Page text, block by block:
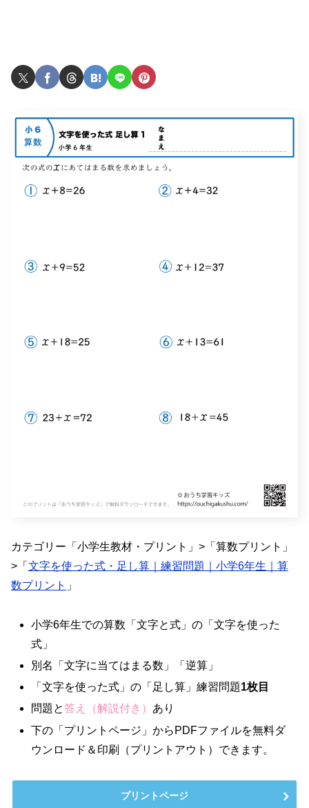
カテゴリー「小学生教材・プリント」>「算数プリント」
>「 文字を使った式・足し算｜練習問題｜小学6年生｜算
数プリント 」
小学6年生での算数「文字と式」の「文字を使った
式」
別名「文字に当てはまる数」「逆算」
「文字を使った式」の「足し算」練習問題1枚目
問題と答え（解説付き） あり
下の「プリントページ」からPDFファイルを無料ダ
ウンロード＆印刷（プリントアウト）できます。
プリントページ